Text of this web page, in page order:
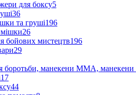
для боксу5
36
та груші196
26
бойових мистецтв196
29
боротьби, манекени ММА, манекени
17
44